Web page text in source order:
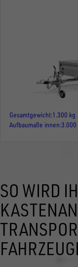
Gesamtgewicht 1.300 kg
Aufbaumaße innen 3.000
SO WIRD